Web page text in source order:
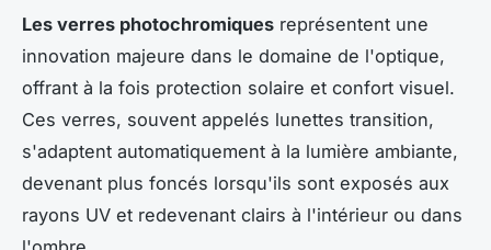
Les verres photochromiques représentent une
innovation majeure dans le domaine de l'optique,
offrant à la fois protection solaire et confort visuel.
Ces verres, souvent appelés lunettes transition,
s'adaptent automatiquement à la lumière ambiante,
devenant plus foncés lorsqu'ils sont exposés aux
rayons UV et redevenant clairs à l'intérieur ou dans